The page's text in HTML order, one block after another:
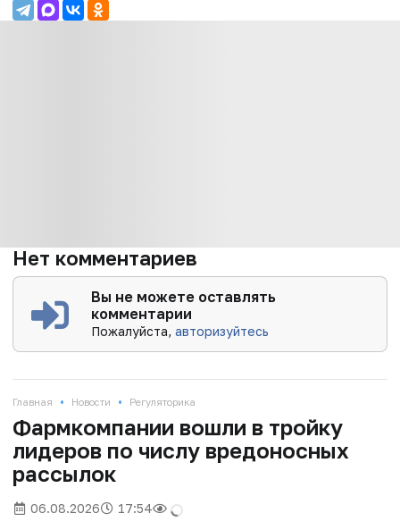
Нет комментариев
Вы не можете оставлять
комментарии
Пожалуйста,авторизуйтесь
Главная • Новости • Регуляторика
Фармкомпании вошли в тройку
лидеров по числу вредоносных
рассылок
06.08.2026 17:54